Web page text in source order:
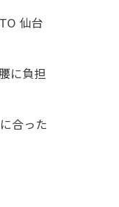
仙台
に負担
合った